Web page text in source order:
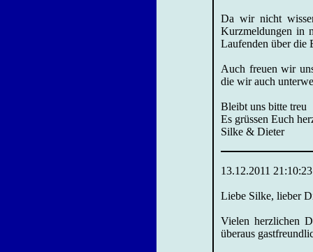
Da wir nicht
Kurzmeldungen in
Laufenden über die
Auch freuen wir
die wir auch
Bleibt uns bitte treu
Es grüssen Euch
Silke & Dieter
13.12.2011 21:10:23
Liebe Silke, lieber
Vielen herzlichen
überaus